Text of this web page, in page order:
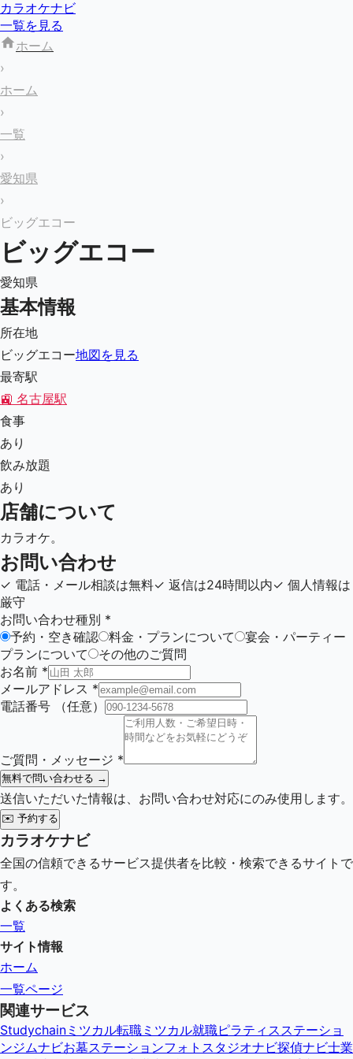
カラオケナビ
一覧を見る
ホーム
›
ホーム
›
一覧
›
愛知県
›
ビッグエコー
ビッグエコー
愛知県
基本情報
所在地
ビッグエコー地図を見る
最寄駅
🚉 名古屋駅
食事
あり
飲み放題
あり
店舗について
カラオケ。
お問い合わせ
✓ 電話・メール相談は無料✓ 返信は24時間以内✓ 個人情報は
厳守
お問い合わせ種別 *
予約・空き確認
料金・プランについて
宴会・パーティー
プランについて
その他のご質問
お名前 *
メールアドレス *
電話番号
（任意）
ご質問・メッセージ *
無料で問い合わせる →
送信いただいた情報は、お問い合わせ対応にのみ使用します。
✉️ 予約する
カラオケナビ
全国の信頼できるサービス提供者を比較・検索できるサイトで
す。
よくある検索
一覧
サイト情報
ホーム
一覧ページ
関連サービス
Studychain ミツカル転職 ミツカル就職ピラティスステーショ
ンジムナビお墓ステーションフォトスタジオナビ探偵ナビ士業